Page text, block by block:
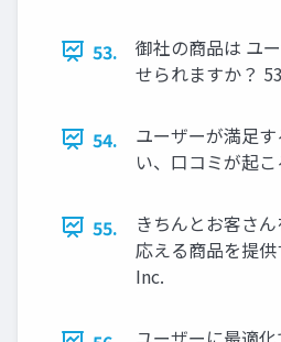
53.
御社の商品は ユ
せられますか？
54.
ユーザーが満足
い、口コミが起
55.
きちんとお客さ
応える商品を提
Inc.